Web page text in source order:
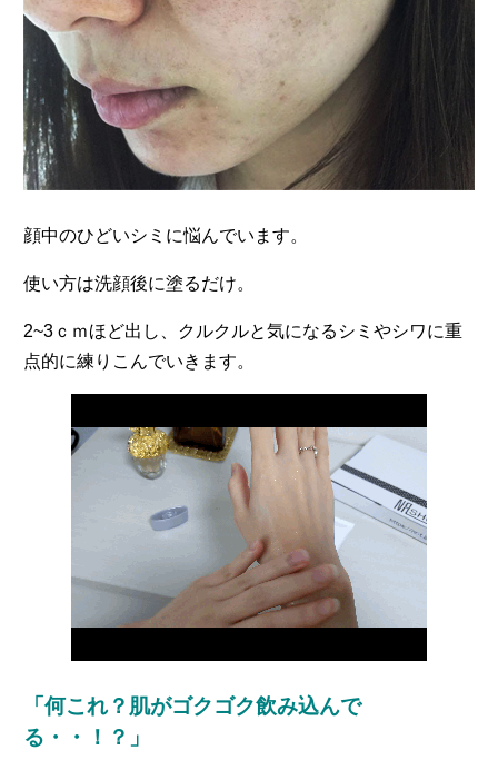
顔中のひどいシミに悩んでいます。
使い方は洗顔後に塗るだけ。
2~3ｃｍほど出し、クルクルと気になるシミやシワに重
点的に練りこんでいきます。
「何これ？肌がゴクゴク飲み込んで
る・・！？」